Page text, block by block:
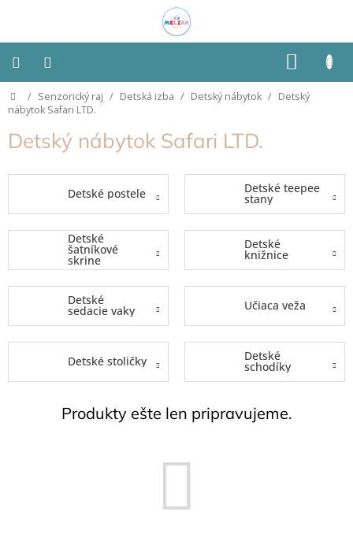
KOŠÍK
Montessori
Detská
izba
typu
podľa
Domov
/ Senzorický raj / Detská izba / Detský nábytok / Detský
nábytok Safari LTD.
Detský nábytok Safari LTD.
Detské postele Detské teepee
stany
Detské
šatníkové
skrine
Detské
knižnice
Detské
sedacie vaky Učiaca veža
Detské stoličky Detské
schodíky
Produkty ešte len pripravujeme.